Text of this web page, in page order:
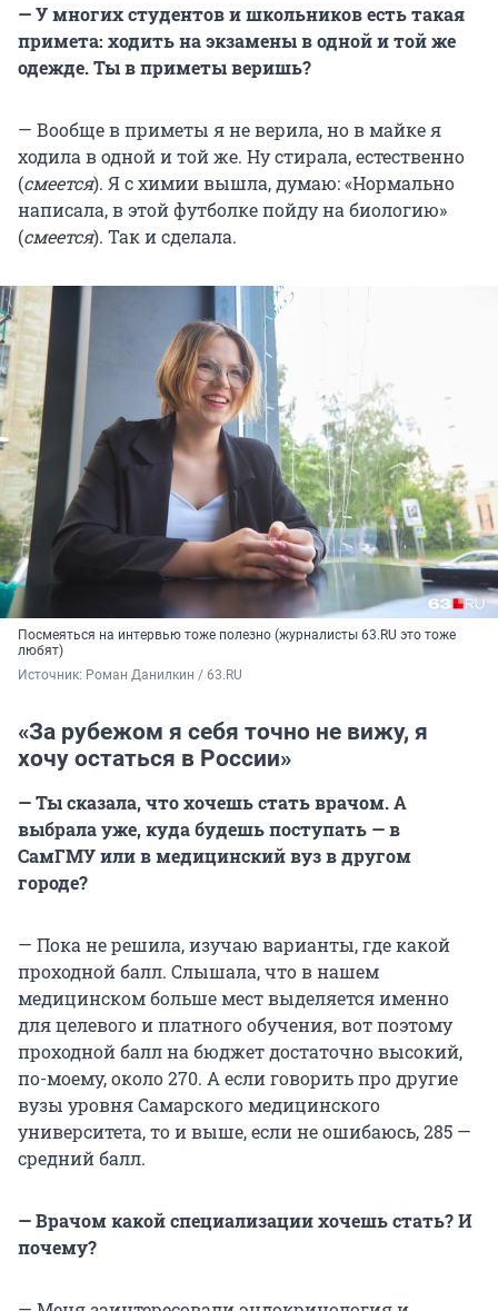
— У многих студентов и школьников есть такая
примета: ходить на экзамены в одной и той же
одежде. Ты в приметы веришь?
— Вообще в приметы я не верила, но в майке я
ходила в одной и той же. Ну стирала, естественно
(смеется). Я с химии вышла, думаю: «Нормально
написала, в этой футболке пойду на биологию»
(смеется). Так и сделала.
Посмеяться на интервью тоже полезно (журналисты 63.RU это тоже
любят)
Источник: Роман Данилкин / 63.RU
«За рубежом я себя точно не вижу, я
хочу остаться в России»
— Ты сказала, что хочешь стать врачом. А
выбрала уже, куда будешь поступать — в
СамГМУ или в медицинский вуз в другом
городе?
— Пока не решила, изучаю варианты, где какой
проходной балл. Слышала, что в нашем
медицинском больше мест выделяется именно
для целевого и платного обучения, вот поэтому
проходной балл на бюджет достаточно высокий,
по-моему, около 270. А если говорить про другие
вузы уровня Самарского медицинского
университета, то и выше, если не ошибаюсь, 285 —
средний балл.
— Врачом какой специализации хочешь стать? И
почему?